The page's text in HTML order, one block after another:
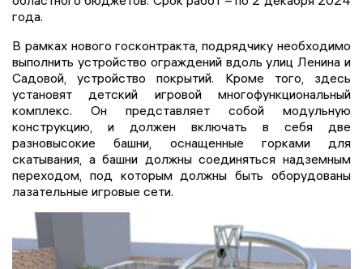
года.
В рамках нового госконтракта, подрядчику необходимо
выполнить устройство ограждений вдоль улиц Ленина и
Садовой, устройство покрытий. Кроме того, здесь
установят детский игровой многофункциональный
комплекс. Он представляет собой модульную
конструкцию, и должен включать в себя две
разновысокие башни, оснащенные горками для
скатывания, а башни должны соединяться надземным
переходом, под которым должны быть оборудованы
лазательные игровые сети.